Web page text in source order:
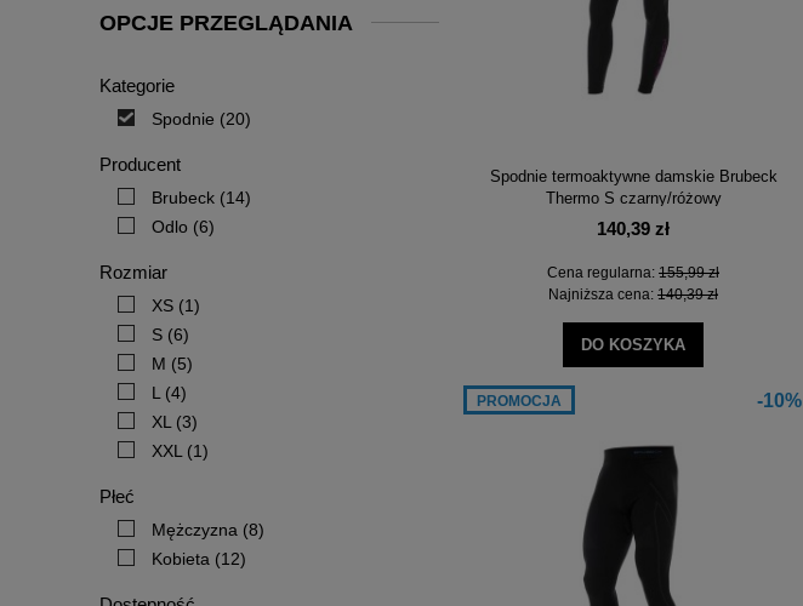
OPCJE PRZEGLĄDANIA
Kategorie
Spodnie (20)
Producent
Brubeck (14)
Odlo (6)
Rozmiar
XS (1)
S (6)
M (5)
L (4)
XL (3)
XXL (1)
Płeć
Mężczyzna (8)
Kobieta (12)
Spodnie termoaktywne damskie Brubeck
Thermo S czarny/różowy
140,39 zł
Cena regularna: 155,99 zł
Najniższa cena: 140,39 zł
DO KOSZYKA
-10%
PROMOCJA